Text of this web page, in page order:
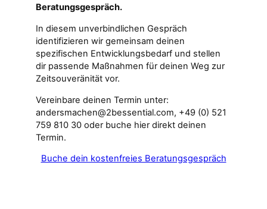
Beratungsgespräch.
In diesem unverbindlichen Gespräch
identifizieren wir gemeinsam deinen
spezifischen Entwicklungsbedarf und stellen
dir passende Maßnahmen für deinen Weg zur
Zeitsouveränität vor.
Vereinbare deinen Termin unter:
andersmachen@2bessential.com, +49 (0) 521
759 810 30 oder buche hier direkt deinen
Termin.
Buche dein kostenfreies Beratungsgespräch